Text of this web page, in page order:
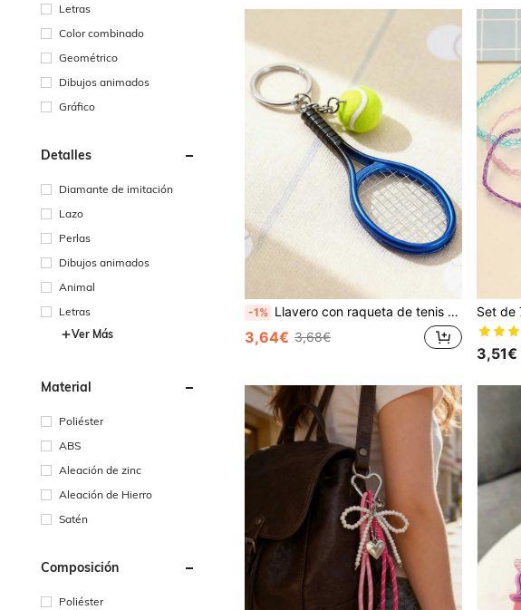
Letras
Color combinado
Geométrico
Dibujos animados
Gráfico
Detalles
Diamante de imitación
Lazo
Perlas
Dibujos animados
Animal
Letras
Ver Más
Material
Poliéster
ABS
Aleación de zinc
Aleación de Hierro
Satén
Composición
Poliéster
-1% Llavero con raqueta de tenis en miniatura y colgante de pelota, accesorio para bolso, regalo para entusiastas del deporte, jugadores, adolescentes, niños, niñas y amigos
3,64€ 3,68€
3,51€